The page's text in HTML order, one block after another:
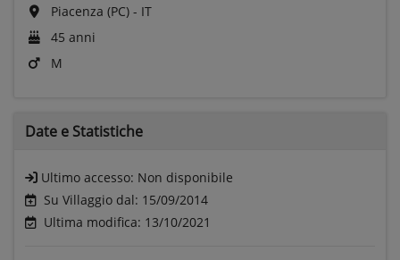
Piacenza (PC) - IT
45 anni
M
Date e Statistiche
Ultimo accesso: Non disponibile
Su Villaggio dal: 15/09/2014
Ultima modifica: 13/10/2021